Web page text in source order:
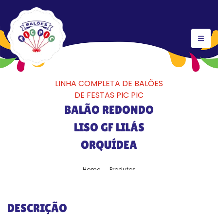
LINHA COMPLETA DE BALÕES
DE FESTAS PIC PIC
BALÃO REDONDO
LISO GF LILÁS
ORQUÍDEA
Home Produtos
DESCRIÇÃO